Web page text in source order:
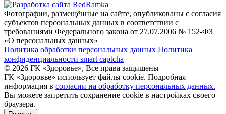
Фотографии, размещённые на сайте, опубликованы с согласия
субъектов персональных данных в соответствии с
требованиями Федерального закона от 27.07.2006 № 152-ФЗ
«О персональных данных»
Политика обработки персональных данных Политика
конфиденциальности smart captcha
© 2026 ГК «Здоровье», Все права защищены
ГК «Здоровье» использует файлы cookie. Подробная
информация в согласии на обработку персональных данных.
Вы можете запретить сохранение cookie в настройках своего
браузера.